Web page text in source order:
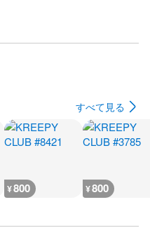
すべて見る
¥800 ¥800